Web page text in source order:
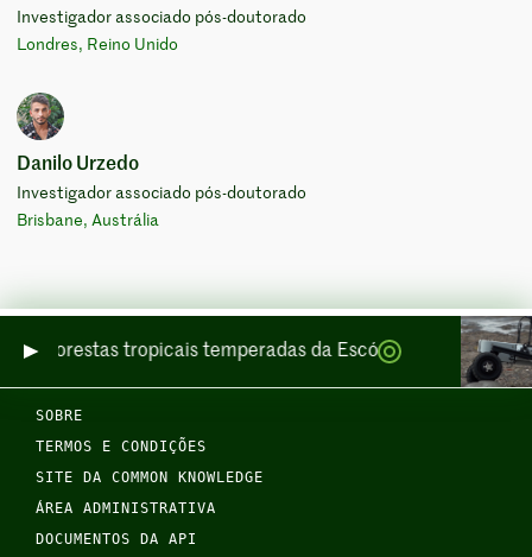
Investigador associado pós-doutorado
Londres, Reino Unido
Danilo Urzedo
Investigador associado pós-doutorado
Brisbane, Austrália
florestas tropicais temperadas da Escócia, por mar e
SOBRE
TERMOS E CONDIÇÕES
SITE DA COMMON KNOWLEDGE
ÁREA ADMINISTRATIVA
DOCUMENTOS DA API